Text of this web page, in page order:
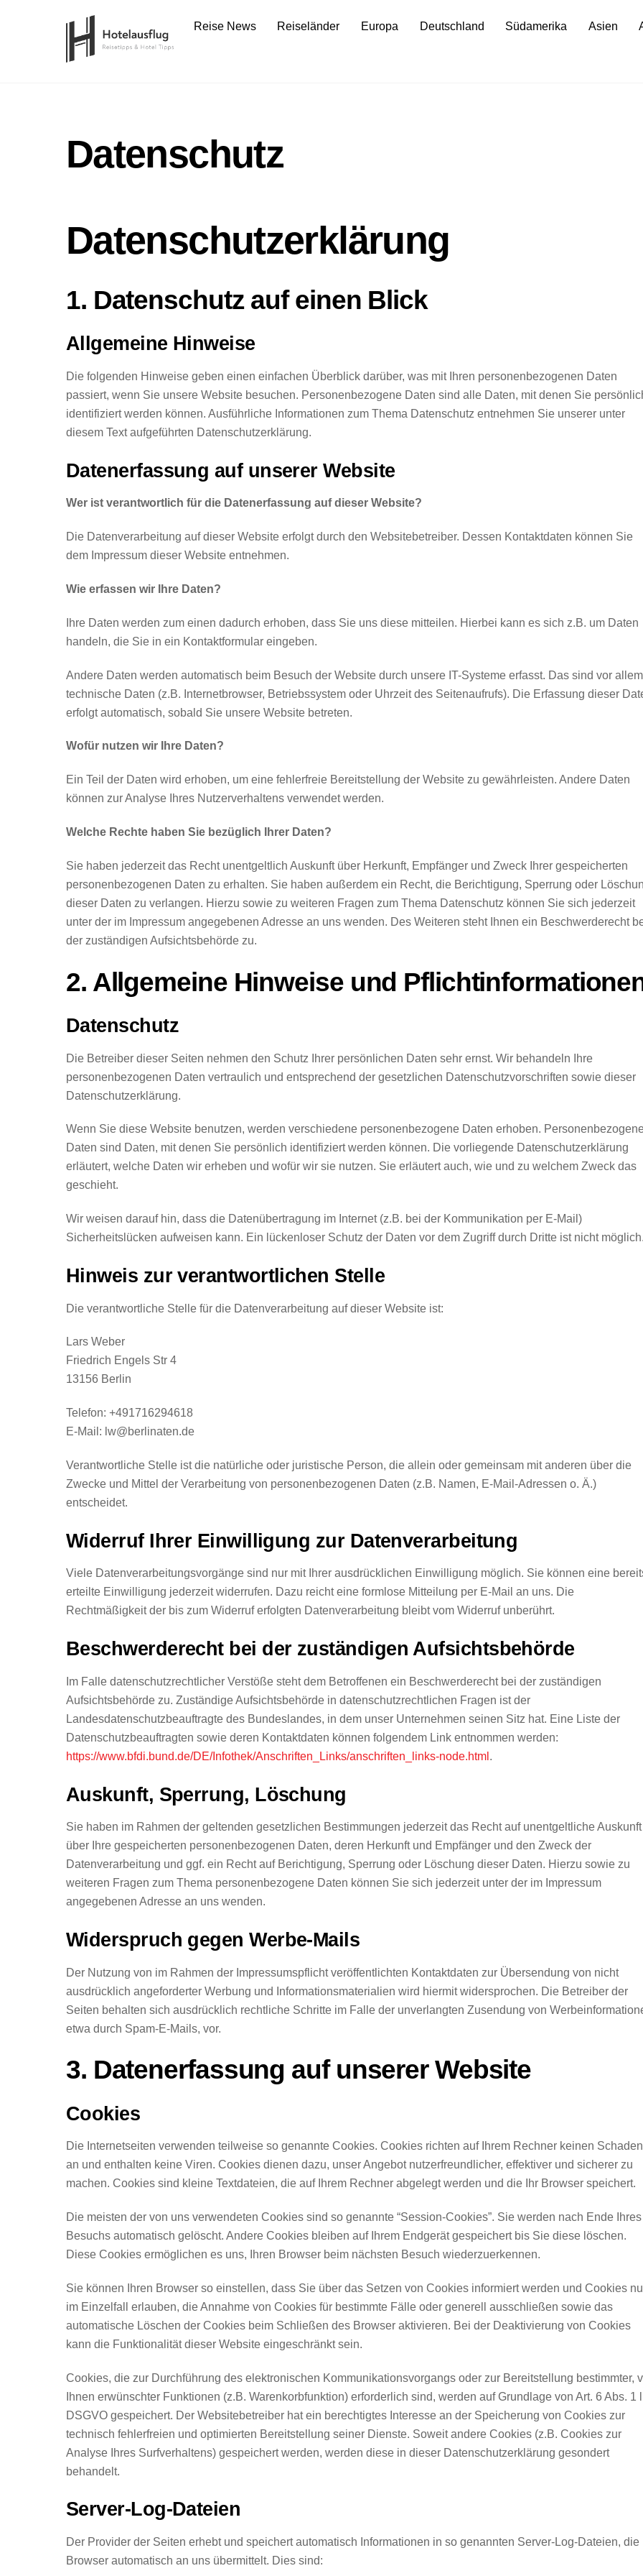
Reise News Reiseländer Europa Deutschland Südamerika Asien
Datenschutz
Datenschutzerklärung
1. Datenschutz auf einen Blick
Allgemeine Hinweise
Die folgenden Hinweise geben einen einfachen Überblick darüber, was mit Ihren personenbezogenen Daten
passiert, wenn Sie unsere Website besuchen. Personenbezogene Daten sind alle Daten, mit denen Sie
identifiziert werden können. Ausführliche Informationen zum Thema Datenschutz entnehmen Sie unserer unter
diesem Text aufgeführten Datenschutzerklärung.
Datenerfassung auf unserer Website
Wer ist verantwortlich für die Datenerfassung auf dieser Website?
Die Datenverarbeitung auf dieser Website erfolgt durch den Websitebetreiber. Dessen Kontaktdaten können Sie
dem Impressum dieser Website entnehmen.
Wie erfassen wir Ihre Daten?
Ihre Daten werden zum einen dadurch erhoben, dass Sie uns diese mitteilen. Hierbei kann es sich z.B. um Daten
handeln, die Sie in ein Kontaktformular eingeben.
Andere Daten werden automatisch beim Besuch der Website durch unsere IT-Systeme erfasst. Das sind vor allem
technische Daten (z.B. Internetbrowser, Betriebssystem oder Uhrzeit des Seitenaufrufs). Die Erfassung dieser
erfolgt automatisch, sobald Sie unsere Website betreten.
Wofür nutzen wir Ihre Daten?
Ein Teil der Daten wird erhoben, um eine fehlerfreie Bereitstellung der Website zu gewährleisten. Andere Daten
können zur Analyse Ihres Nutzerverhaltens verwendet werden.
Welche Rechte haben Sie bezüglich Ihrer Daten?
Sie haben jederzeit das Recht unentgeltlich Auskunft über Herkunft, Empfänger und Zweck Ihrer gespeicherten
personenbezogenen Daten zu erhalten. Sie haben außerdem ein Recht, die Berichtigung, Sperrung oder
dieser Daten zu verlangen. Hierzu sowie zu weiteren Fragen zum Thema Datenschutz können Sie sich jederzeit
unter der im Impressum angegebenen Adresse an uns wenden. Des Weiteren steht Ihnen ein Beschwerderecht
der zuständigen Aufsichtsbehörde zu.
2. Allgemeine Hinweise und
Datenschutz
Die Betreiber dieser Seiten nehmen den Schutz Ihrer persönlichen Daten sehr ernst. Wir behandeln Ihre
personenbezogenen Daten vertraulich und entsprechend der gesetzlichen Datenschutzvorschriften sowie dieser
Datenschutzerklärung.
Wenn Sie diese Website benutzen, werden verschiedene personenbezogene Daten erhoben.
Daten sind Daten, mit denen Sie persönlich identifiziert werden können. Die vorliegende Datenschutzerklärung
erläutert, welche Daten wir erheben und wofür wir sie nutzen. Sie erläutert auch, wie und zu welchem Zweck das
geschieht.
Wir weisen darauf hin, dass die Datenübertragung im Internet (z.B. bei der Kommunikation per E-Mail)
Sicherheitslücken aufweisen kann. Ein lückenloser Schutz der Daten vor dem Zugriff durch Dritte ist nicht
Hinweis zur verantwortlichen Stelle
Die verantwortliche Stelle für die Datenverarbeitung auf dieser Website ist:
Lars Weber
Friedrich Engels Str 4
13156 Berlin
Telefon: +491716294618
E-Mail: lw@berlinaten.de
Verantwortliche Stelle ist die natürliche oder juristische Person, die allein oder gemeinsam mit anderen über die
Zwecke und Mittel der Verarbeitung von personenbezogenen Daten (z.B. Namen, E-Mail-Adressen o. Ä.)
entscheidet.
Widerruf Ihrer Einwilligung zur Datenverarbeitung
Viele Datenverarbeitungsvorgänge sind nur mit Ihrer ausdrücklichen Einwilligung möglich. Sie können eine
erteilte Einwilligung jederzeit widerrufen. Dazu reicht eine formlose Mitteilung per E-Mail an uns. Die
Rechtmäßigkeit der bis zum Widerruf erfolgten Datenverarbeitung bleibt vom Widerruf unberührt.
Beschwerderecht bei der zuständigen Aufsichtsbehörde
Im Falle datenschutzrechtlicher Verstöße steht dem Betroffenen ein Beschwerderecht bei der zuständigen
Aufsichtsbehörde zu. Zuständige Aufsichtsbehörde in datenschutzrechtlichen Fragen ist der
Landesdatenschutzbeauftragte des Bundeslandes, in dem unser Unternehmen seinen Sitz hat. Eine Liste der
Datenschutzbeauftragten sowie deren Kontaktdaten können folgendem Link entnommen werden:
https://www.bfdi.bund.de/DE/Infothek/Anschriften_Links/anschriften_links-node.html .
Auskunft, Sperrung, Löschung
Sie haben im Rahmen der geltenden gesetzlichen Bestimmungen jederzeit das Recht auf unentgeltliche Auskunft
über Ihre gespeicherten personenbezogenen Daten, deren Herkunft und Empfänger und den Zweck der
Datenverarbeitung und ggf. ein Recht auf Berichtigung, Sperrung oder Löschung dieser Daten. Hierzu sowie zu
weiteren Fragen zum Thema personenbezogene Daten können Sie sich jederzeit unter der im Impressum
angegebenen Adresse an uns wenden.
Widerspruch gegen Werbe-Mails
Der Nutzung von im Rahmen der Impressumspflicht veröffentlichten Kontaktdaten zur Übersendung von nicht
ausdrücklich angeforderter Werbung und Informationsmaterialien wird hiermit widersprochen. Die Betreiber der
Seiten behalten sich ausdrücklich rechtliche Schritte im Falle der unverlangten Zusendung von
etwa durch Spam-E-Mails, vor.
3. Datenerfassung auf unserer Website
Cookies
Die Internetseiten verwenden teilweise so genannte Cookies. Cookies richten auf Ihrem Rechner keinen Schaden
an und enthalten keine Viren. Cookies dienen dazu, unser Angebot nutzerfreundlicher, effektiver und sicherer zu
machen. Cookies sind kleine Textdateien, die auf Ihrem Rechner abgelegt werden und die Ihr Browser speichert.
Die meisten der von uns verwendeten Cookies sind so genannte “Session-Cookies”. Sie werden nach Ende Ihres
Besuchs automatisch gelöscht. Andere Cookies bleiben auf Ihrem Endgerät gespeichert bis Sie diese löschen.
Diese Cookies ermöglichen es uns, Ihren Browser beim nächsten Besuch wiederzuerkennen.
Sie können Ihren Browser so einstellen, dass Sie über das Setzen von Cookies informiert werden und Cookies
im Einzelfall erlauben, die Annahme von Cookies für bestimmte Fälle oder generell ausschließen sowie das
automatische Löschen der Cookies beim Schließen des Browser aktivieren. Bei der Deaktivierung von Cookies
kann die Funktionalität dieser Website eingeschränkt sein.
Cookies, die zur Durchführung des elektronischen Kommunikationsvorgangs oder zur Bereitstellung bestimmter,
Ihnen erwünschter Funktionen (z.B. Warenkorbfunktion) erforderlich sind, werden auf Grundlage von Art. 6 Abs. 1
DSGVO gespeichert. Der Websitebetreiber hat ein berechtigtes Interesse an der Speicherung von Cookies zur
technisch fehlerfreien und optimierten Bereitstellung seiner Dienste. Soweit andere Cookies (z.B. Cookies zur
Analyse Ihres Surfverhaltens) gespeichert werden, werden diese in dieser Datenschutzerklärung gesondert
behandelt.
Server-Log-Dateien
Der Provider der Seiten erhebt und speichert automatisch Informationen in so genannten Server-Log-Dateien, die
Browser automatisch an uns übermittelt. Dies sind: